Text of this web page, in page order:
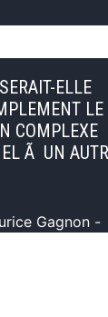
ELLE
LE
COMPLEXE
Ã UN
Gagnon -